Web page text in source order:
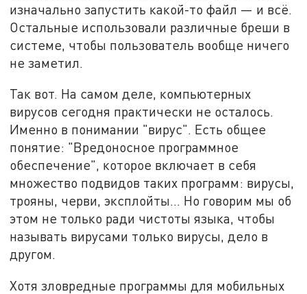
изначально запустить какой-то файл — и всё.
Остальные использовали различные бреши в
системе, чтобы пользователь вообще ничего
не заметил.
Так вот. На самом деле, компьютерных
вирусов сегодня практически не осталось.
Именно в понимании "вирус". Есть общее
понятие: "Вредоносное программное
обеспечение", которое включает в себя
множество подвидов таких программ: вирусы,
трояны, черви, эксплойты... Но говорим мы об
этом не только ради чистоты языка, чтобы
называть вирусами только вирусы, дело в
другом.
Хотя зловредные программы для мобильных